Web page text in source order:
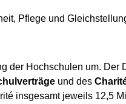
Pflege und
der Hochschulen um. Der
und des
insgesamt jeweils 12,5